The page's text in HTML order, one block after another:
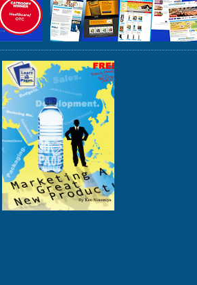
Market Tour
International
leaders